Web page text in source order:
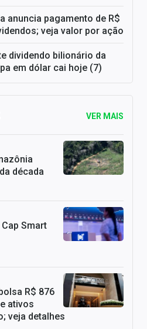
anuncia pagamento de R$
veja valor por ação
dividendo bilionário da
em dólar cai hoje (7)
VER MAIS
década
Smart
R$ 876
ativos
veja detalhes